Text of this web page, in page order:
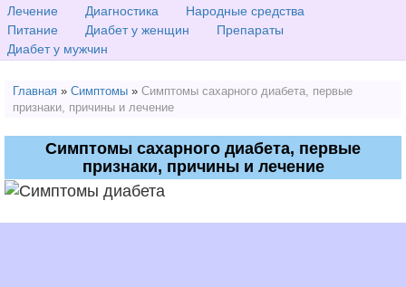
Лечение Диагностика
Народные средства
Питание
Диабет у женщин
Препараты
Диабет у мужчин
Главная »Симптомы »Симптомы сахарного диабета, первые
признаки, причины и лечение
Симптомы сахарного диабета, первые
признаки, причины и лечение